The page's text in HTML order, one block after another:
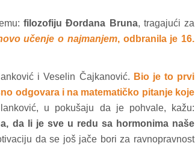
filozofiju Đordana Bruna, tragajući za
učenje o najmanjem, odbranila je 16.
i Veselin Čajkanović. Bio je to prvi
odgovara i na matematičko pitanje koje
u pokušaju da je pohvale, kažu:
da li je sve u redu sa hormonima naše
da se još jače bori za ravnopravnost